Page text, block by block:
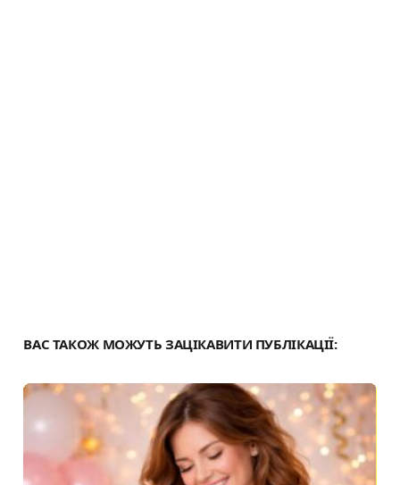
ВАС ТАКОЖ МОЖУТЬ ЗАЦІКАВИТИ ПУБЛІКАЦІЇ: